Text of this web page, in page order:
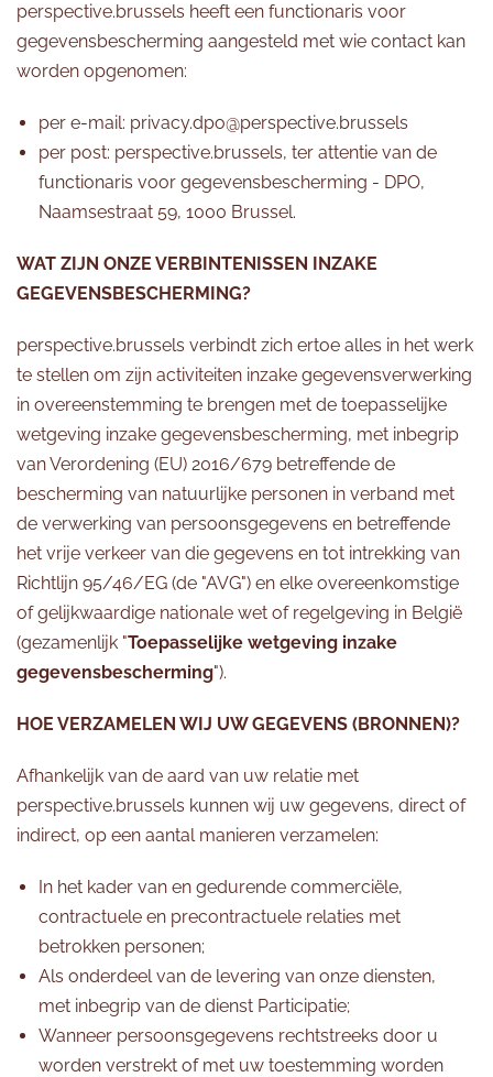
perspective.brussels heeft een functionaris voor
gegevensbescherming aangesteld met wie contact kan
worden opgenomen:
per e-mail: privacy.dpo@perspective.brussels
per post: perspective.brussels, ter attentie van de
functionaris voor gegevensbescherming - DPO,
Naamsestraat 59, 1000 Brussel.
WAT ZIJN ONZE VERBINTENISSEN INZAKE
GEGEVENSBESCHERMING?
perspective.brussels verbindt zich ertoe alles in het werk
te stellen om zijn activiteiten inzake gegevensverwerking
in overeenstemming te brengen met de toepasselijke
wetgeving inzake gegevensbescherming, met inbegrip
van Verordening (EU) 2016/679 betreffende de
bescherming van natuurlijke personen in verband met
de verwerking van persoonsgegevens en betreffende
het vrije verkeer van die gegevens en tot intrekking van
Richtlijn 95/46/EG (de "AVG") en elke overeenkomstige
of gelijkwaardige nationale wet of regelgeving in België
(gezamenlijk "Toepasselijke wetgeving inzake
gegevensbescherming").
HOE VERZAMELEN WIJ UW GEGEVENS (BRONNEN)?
Afhankelijk van de aard van uw relatie met
perspective.brussels kunnen wij uw gegevens, direct of
indirect, op een aantal manieren verzamelen:
In het kader van en gedurende commerciële,
contractuele en precontractuele relaties met
betrokken personen;
Als onderdeel van de levering van onze diensten,
met inbegrip van de dienst Participatie;
Wanneer persoonsgegevens rechtstreeks door u
worden verstrekt of met uw toestemming worden